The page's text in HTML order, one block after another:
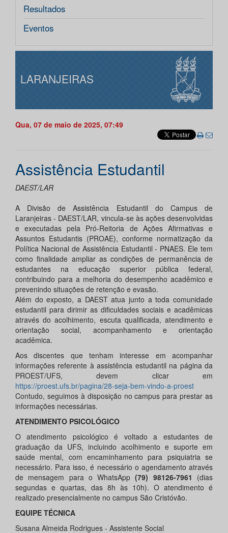
Resultados
Eventos
LARANJEIRAS
Qua, 07 de maio de 2025, 07:49
Assistência Estudantil
DAEST/LAR
A Divisão de Assistência Estudantil do Campus de
Laranjeiras - DAEST/LAR, vincula-se às ações desenvolvidas
e executadas pela Pró-Reitoria de Ações Afirmativas e
Assuntos Estudantis (PROAE), conforme normatização da
Política Nacional de Assistência Estudantil - PNAES. Ele tem
como finalidade ampliar as condições de permanência de
estudantes na educação superior pública federal,
contribuindo para a melhoria do desempenho acadêmico e
prevenindo situações de retenção e evasão.
Além do exposto, a DAEST atua junto a toda comunidade
estudantil para dirimir as dificuldades sociais e acadêmicas
através do acolhimento, escuta qualificada, atendimento e
orientação social, acompanhamento e orientação
acadêmica.
Aos discentes que tenham interesse em acompanhar
informações referente à assistência estudantil na página da
PROEST/UFS, devem clicar em
https://proest.ufs.br/pagina/28-seja-bem-vindo-a-proest
Contudo, seguimos à disposição no campus para prestar as
informações necessárias.
ATENDIMENTO PSICOLÓGICO
O atendimento psicológico é voltado a estudantes de
graduação da UFS, incluindo acolhimento e suporte em
saúde mental, com encaminhamento para psiquiatria se
necessário. Para isso, é necessário o agendamento através
de mensagem para o WhatsApp(79) 98126-7961 (dias
segundas e quartas, das 8h às 10h). O atendimento é
realizado presencialmente no campus São Cristóvão.
EQUIPE TÉCNICA
Susana Almeida Rodrigues - Assistente Social